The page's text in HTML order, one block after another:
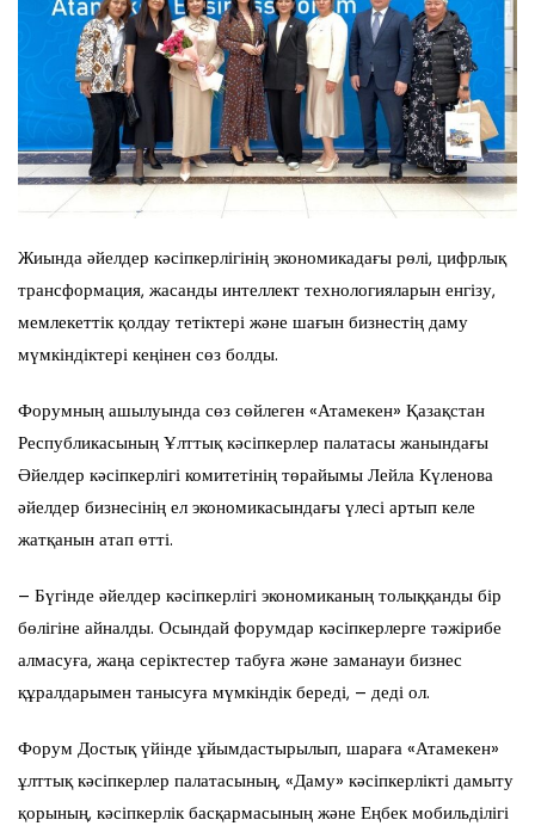
Жиында әйелдер кәсіпкерлігінің экономикадағы рөлі, цифрлық
трансформация, жасанды интеллект технологияларын енгізу,
мемлекеттік қолдау тетіктері және шағын бизнестің даму
мүмкіндіктері кеңінен сөз болды.
Форумның ашылуында сөз сөйлеген «Атамекен» Қазақстан
Республикасының Ұлттық кәсіпкерлер палатасы жанындағы
Әйелдер кәсіпкерлігі комитетінің төрайымы Лейла Күленова
әйелдер бизнесінің ел экономикасындағы үлесі артып келе
жатқанын атап өтті.
– Бүгінде әйелдер кәсіпкерлігі экономиканың толыққанды бір
бөлігіне айналды. Осындай форумдар кәсіпкерлерге тәжірибе
алмасуға, жаңа серіктестер табуға және заманауи бизнес
құралдарымен танысуға мүмкіндік береді, – деді ол.
Форум Достық үйінде ұйымдастырылып, шараға «Атамекен»
ұлттық кәсіпкерлер палатасының, «Даму» кәсіпкерлікті дамыту
қорының, кәсіпкерлік басқармасының және Еңбек мобильділігі